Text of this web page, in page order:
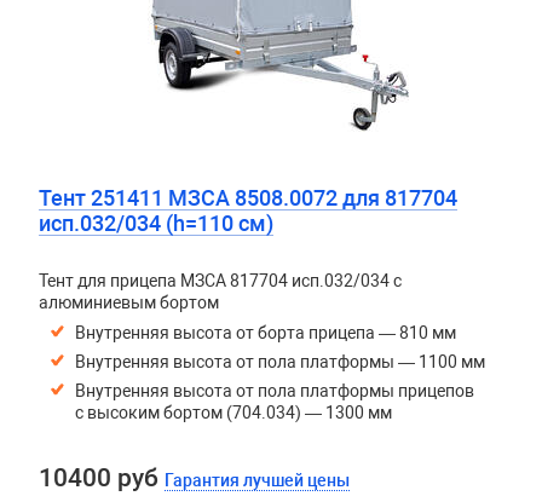
Тент 251411 МЗСА 8508.0072 для 817704
исп.032/034 (h=110 см)
Тент для прицепа МЗСА 817704 исп.032/034 с
алюминиевым бортом
Внутренняя высота от борта прицепа — 810 мм
Внутренняя высота от пола платформы — 1100 мм
Внутренняя высота от пола платформы прицепов
с высоким бортом (704.034) — 1300 мм
10400 руб Гарантия лучшей цены